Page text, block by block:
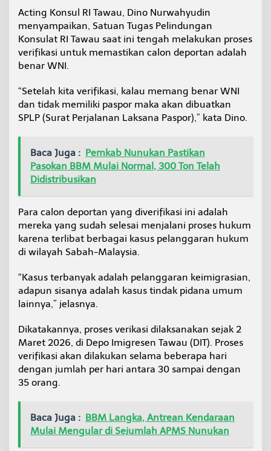
a
l
a
y
Acting Konsul RI Tawau, Dino Nurwahyudin
menyampaikan, Satuan Tugas Pelindungan
Konsulat RI Tawau saat ini tengah melakukan proses
verifikasi untuk memastikan calon deportan adalah
benar WNI.
“Setelah kita verifikasi, kalau memang benar WNI
dan tidak memiliki paspor maka akan dibuatkan
SPLP (Surat Perjalanan Laksana Paspor),” kata Dino.
Baca Juga : Pemkab Nunukan Pastikan
Pasokan BBM Mulai Normal, 300 Ton Telah
Didistribusikan
Para calon deportan yang diverifikasi ini adalah
mereka yang sudah selesai menjalani proses hukum
karena terlibat berbagai kasus pelanggaran hukum
di wilayah Sabah-Malaysia.
“Kasus terbanyak adalah pelanggaran keimigrasian,
adapun sisanya adalah kasus tindak pidana umum
lainnya,” jelasnya.
Dikatakannya, proses verikasi dilaksanakan sejak 2
Maret 2026, di Depo Imigresen Tawau (DIT). Proses
verifikasi akan dilakukan selama beberapa hari
dengan jumlah per hari antara 30 sampai dengan
35 orang.
Baca Juga : BBM Langka, Antrean Kendaraan
Mulai Mengular di Sejumlah APMS Nunukan